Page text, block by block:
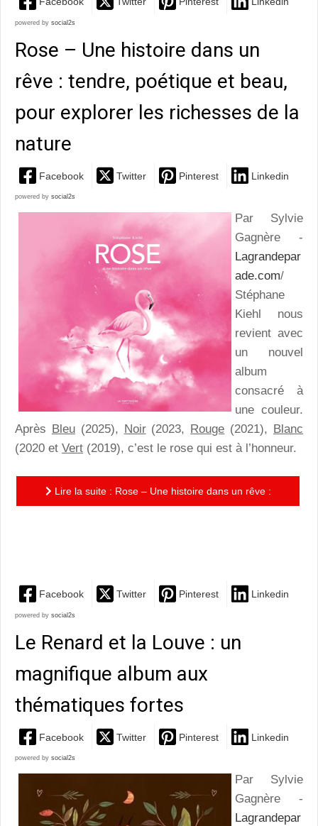
powered by social2s
Rose – Une histoire dans un
rêve : tendre, poétique et beau,
pour explorer les richesses de la
nature
Facebook Twitter Pinterest Linkedin
powered by social2s
Par Sylvie
Gagnère -
Lagrandepar
ade.com/
Stéphane
Kiehl nous
revient avec
un nouvel
album
consacré à
une couleur.
Après
Bleu(2025), Noir(2023, Rouge (2021),
Blanc
(2020 et Vert (2019), c’est le rose qui est à l’honneur.
Lire la suite : Rose – Une histoire dans un rêve :
Facebook Twitter Pinterest Linkedin
powered by social2s
Le Renard et la Louve : un
magnifique album aux
thématiques fortes
Facebook Twitter Pinterest Linkedin
powered by social2s
Par Sylvie
Gagnère -
Lagrandepar